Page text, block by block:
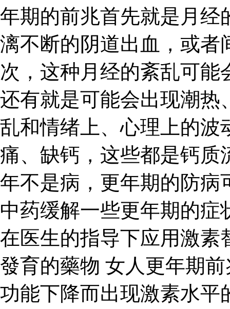
年期的前兆首先就是月经
漓不断的阴道出血，或者
次，这种月经的紊乱可
还有就是可能会出现潮热
乱和情绪上、心理上的波
痛、缺钙，这些都是钙质
年不是病，更年期的防病
中药缓解一些更年期的
在医生的指导下应用激素
發育的藥物 女人更年期
功能下降而出现激素水平